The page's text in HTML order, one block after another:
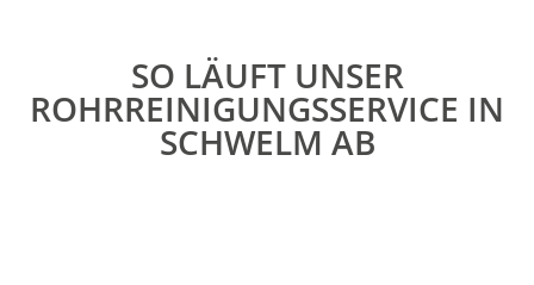
SO LÄUFT UNSER
ROHRREINIGUNGSSERVICE IN
SCHWELM AB